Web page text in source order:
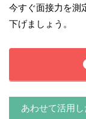
今すぐ面接力を測
下げましょう。
あわせて活用し